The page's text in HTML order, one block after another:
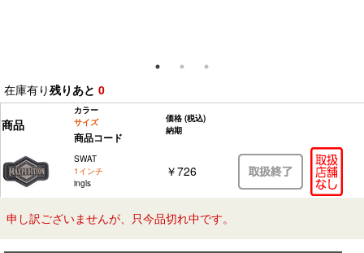
在庫有り残りあと 0
商品
カラー
サイズ
商品コード
価格 (税込)
納期
SWAT
1インチ
ingls
￥726
申し訳ございませんが、只今品切れ中です。